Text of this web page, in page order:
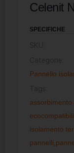
Celenit
SPECIFICHE
Pannello
assorbimento
isolamento
pannelli